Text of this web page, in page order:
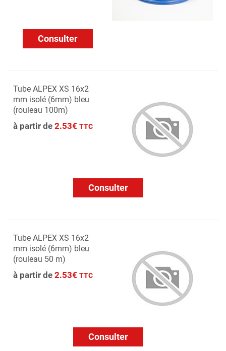
Consulter
Tube ALPEX XS 16x2
mm isolé (6mm) bleu
(rouleau 100m)
à partir de 2.53€ TTC
Consulter
Tube ALPEX XS 16x2
mm isolé (6mm) bleu
(rouleau 50 m)
à partir de 2.53€ TTC
Consulter